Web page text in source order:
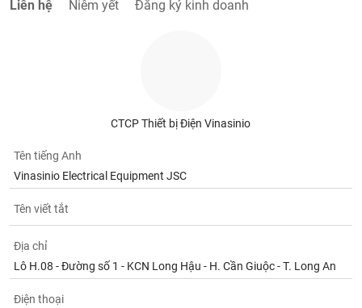
Liên hệ Niêm yết Đăng ký kinh doanh
CTCP Thiết bị Điện Vinasinio
Tên tiếng Anh
Vinasinio Electrical Equipment JSC
Tên viết tắt
Địa chỉ
Lô H.08 - Đường số 1 - KCN Long Hậu - H. Cần Giuộc - T. Long An
Điện thoại